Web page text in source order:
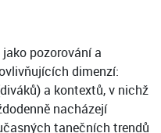
pozorování a
dimenzí:
a kontextů, v nichž
nacházejí
tanečních trendů